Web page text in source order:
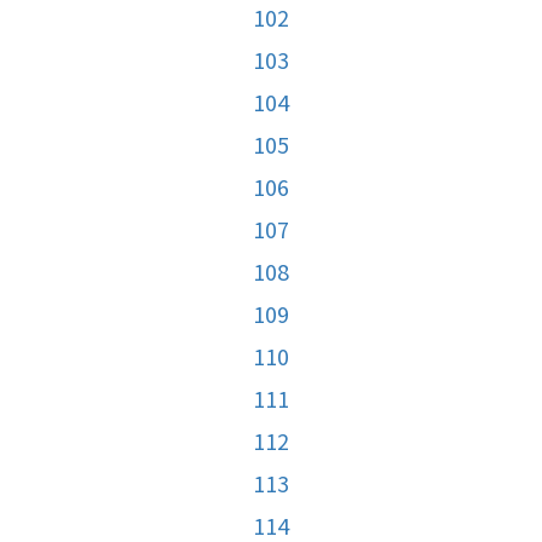
102
103
104
105
106
107
108
109
110
111
112
113
114